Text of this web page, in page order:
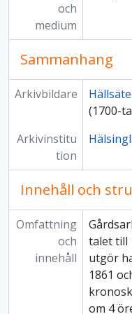
och
medium
Sammanhang
Arkivbildare
(1700-
Arkivinstitu
tion
Innehåll och
Omfattning
och
innehåll
talet till
utgör
1861
om 4